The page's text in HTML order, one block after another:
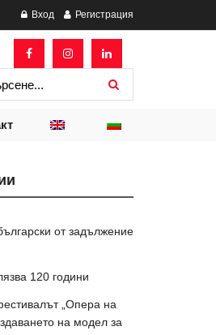
Вход Регистрация
от задължение
120 години
„Опера на
на модел за